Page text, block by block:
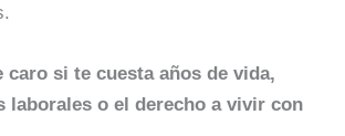
caro si te cuesta años de vida,
laborales o el derecho a vivir con